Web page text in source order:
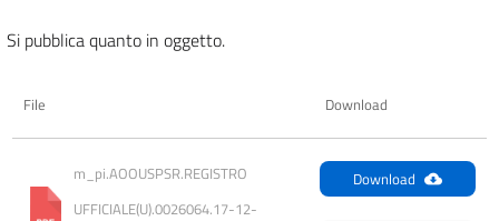
Si pubblica quanto in oggetto.
File Download
m_pi.AOOUSPSR.REGISTRO
UFFICIALE(U).0026064.17-12-
Download